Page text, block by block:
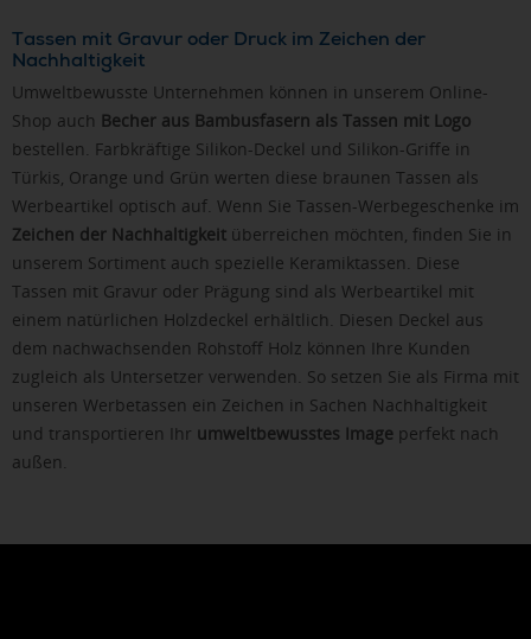
Tassen mit Gravur oder Druck im Zeichen der
Nachhaltigkeit
Umweltbewusste Unternehmen können in unserem Online-
Shop auch Becher aus Bambusfasern als Tassen mit Logo
bestellen. Farbkräftige Silikon-Deckel und Silikon-Griffe in
Türkis, Orange und Grün werten diese braunen Tassen als
Werbeartikel optisch auf. Wenn Sie Tassen-Werbegeschenke im
Zeichen der Nachhaltigkeit überreichen möchten, finden Sie in
unserem Sortiment auch spezielle Keramiktassen. Diese
Tassen mit Gravur oder Prägung sind als Werbeartikel mit
einem natürlichen Holzdeckel erhältlich. Diesen Deckel aus
dem nachwachsenden Rohstoff Holz können Ihre Kunden
zugleich als Untersetzer verwenden. So setzen Sie als Firma mit
unseren Werbetassen ein Zeichen in Sachen Nachhaltigkeit
und transportieren Ihr umweltbewusstes Image perfekt nach
außen.